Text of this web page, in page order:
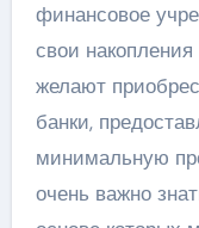
финансовое
свои
желают
банки,
минимальную
очень важно